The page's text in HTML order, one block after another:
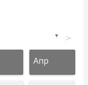
▼ >
Апр